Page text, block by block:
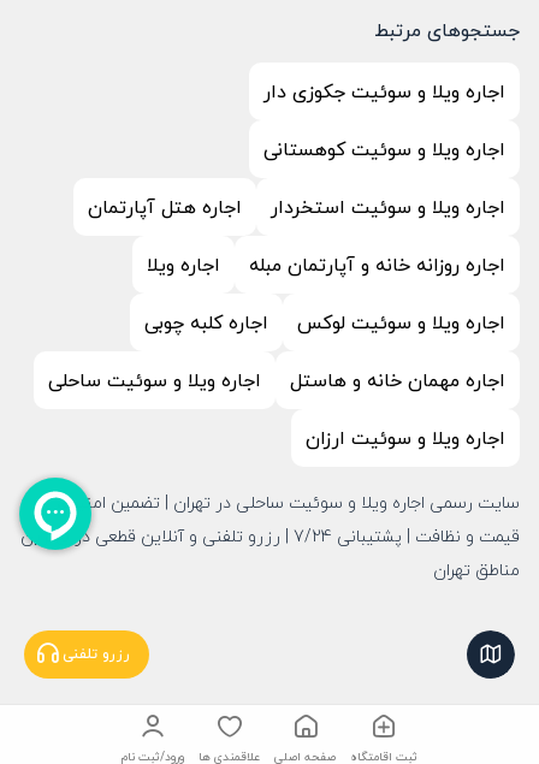
رزرو تلفنی
جستجوهای مرتبط
اجاره ویلا و سوئیت جکوزی دار
اجاره ویلا و سوئیت کوهستانی
اجاره ویلا و سوئیت استخردار
اجاره هتل آپارتمان
اجاره روزانه خانه و آپارتمان مبله
اجاره ویلا
اجاره ویلا و سوئیت لوکس
اجاره کلبه چوبی
اجاره مهمان خانه و هاستل
اجاره ویلا و سوئیت ساحلی
اجاره ویلا و سوئیت ارزان
سایت رسمی اجاره ویلا و سوئیت ساحلی در تهران | تضمین امنیت،
قیمت و نظافت | پشتیبانی 7/24 | رزرو تلفنی و آنلاین قطعی در بهترین
مناطق تهران
ثبت اقامتگاه صفحه اصلی علاقمندی ها ورود/ثبت نام